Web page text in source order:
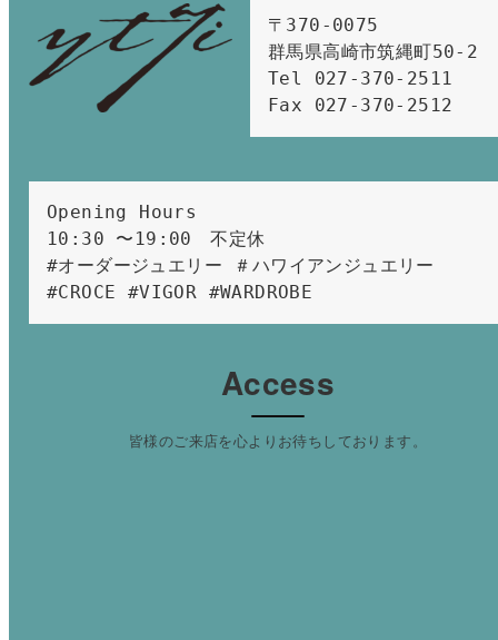
〒370-0075
群馬県高崎市筑縄町50-2
Tel 027-370-2511
Fax 027-370-2512
Opening Hours
10:30 〜19:00　不定休
#オーダージュエリー ＃ハワイアンジュエリー
#CROCE #VIGOR #WARDROBE
Access
皆様のご来店を心よりお待ちしております。